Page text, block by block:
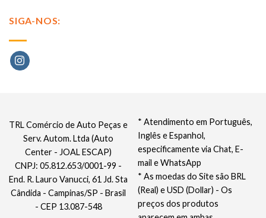
SIGA-NOS:
* Atendimento em Português,
Inglês e Espanhol,
especificamente via Chat, E-
mail e WhatsApp
* As moedas do Site são BRL
(Real) e USD (Dollar) - Os
preços dos produtos
TRL Comércio de Auto Peças e
Serv. Autom. Ltda (Auto
Center - JOAL ESCAP)
CNPJ: 05.812.653/0001-99 -
End. R. Lauro Vanucci, 61 Jd. Sta
Cândida - Campinas/SP - Brasil
- CEP 13.087-548